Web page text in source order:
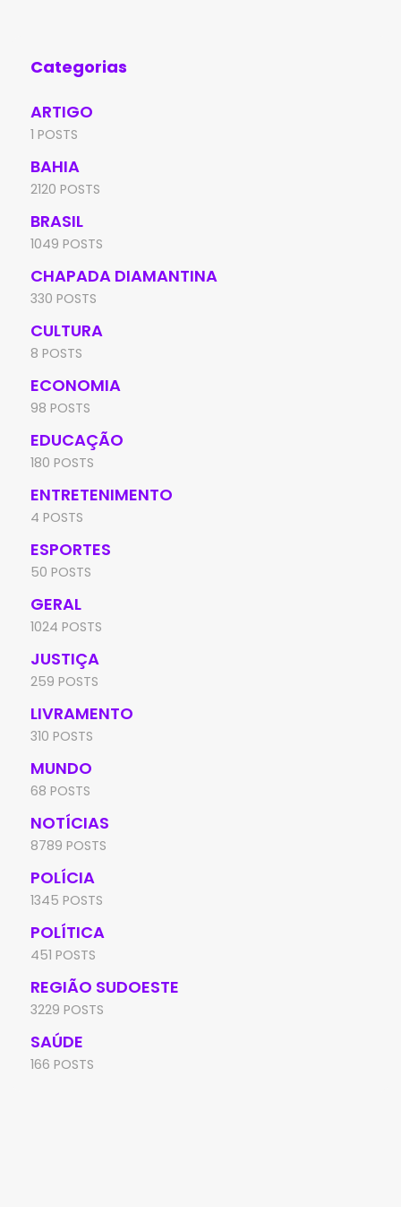
Categorias
ARTIGO
1 POSTS
BAHIA
2120 POSTS
BRASIL
1049 POSTS
CHAPADA DIAMANTINA
330 POSTS
CULTURA
8 POSTS
ECONOMIA
98 POSTS
EDUCAÇÃO
180 POSTS
ENTRETENIMENTO
4 POSTS
ESPORTES
50 POSTS
GERAL
1024 POSTS
JUSTIÇA
259 POSTS
LIVRAMENTO
310 POSTS
MUNDO
68 POSTS
NOTÍCIAS
8789 POSTS
POLÍCIA
1345 POSTS
POLÍTICA
451 POSTS
REGIÃO SUDOESTE
3229 POSTS
SAÚDE
166 POSTS